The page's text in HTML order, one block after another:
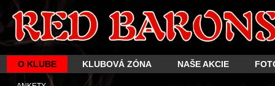
O KLUBE KLUBOVÁ ZÓNA NAŠE AKCIE